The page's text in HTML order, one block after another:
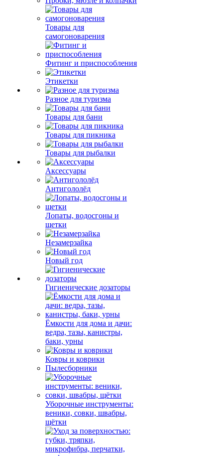
Товары для
самогоноварения
Фитинг и приспособления
Этикетки
Разное для туризма
Товары для бани
Товары для пикника
Товары для рыбалки
Аксессуары
Антигололёд
Лопаты, водосгоны и
щетки
Незамерзайка
Новый год
Гигиенические дозаторы
Ёмкости для дома и дачи:
ведра, тазы, канистры,
баки, урны
Ковры и коврики
Пылесборники
Уборочные инструменты:
веники, совки, швабры,
щётки